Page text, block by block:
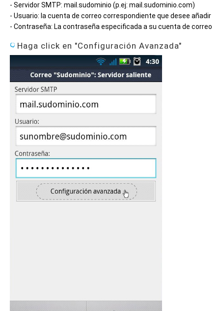
- Servidor SMTP: mail.sudominio (p.ej: mail.sudominio.com)
- Usuario: la cuenta de correo correspondiente que desee añadir
- Contraseña: La contraseña especificada a su cuenta de correo
Haga click en "Configuración Avanzada"